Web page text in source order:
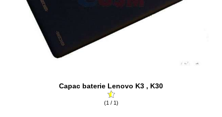
Capac baterie Lenovo K3 , K30
(1 / 1)